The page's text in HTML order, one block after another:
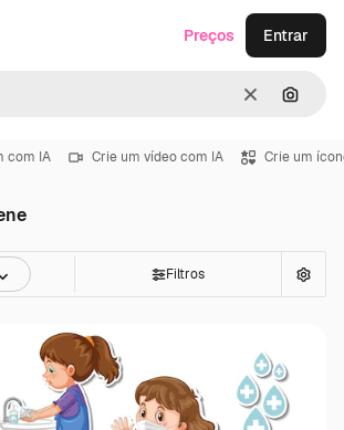
Limpar
Preços Entrar
com IA Crie um vídeo com IA Crie um
Filtros